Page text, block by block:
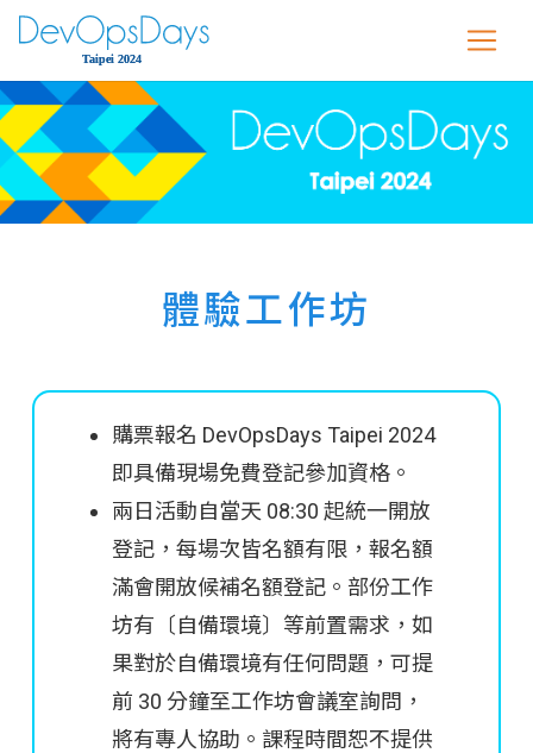
體驗工作坊
購票報名 DevOpsDays Taipei 2024
即具備現場免費登記參加資格。
兩日活動自當天 08:30 起統一開放
登記，每場次皆名額有限，報名額
滿會開放候補名額登記。部份工作
坊有〔自備環境〕等前置需求，如
果對於自備環境有任何問題，可提
前 30 分鐘至工作坊會議室詢問，
將有專人協助。課程時間恕不提供